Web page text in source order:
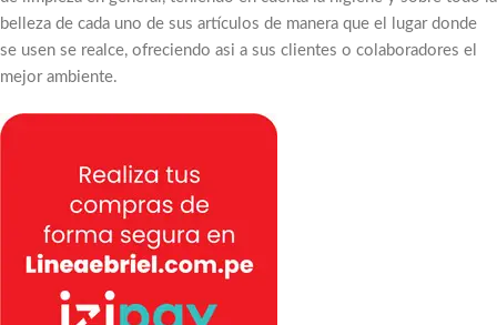
belleza de cada uno de sus artículos de manera que el lugar donde
se usen se realce, ofreciendo asi a sus clientes o colaboradores el
mejor ambiente.